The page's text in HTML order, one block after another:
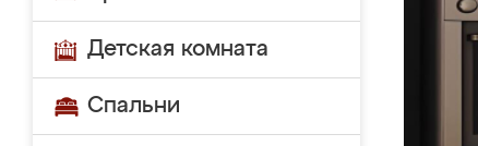
Детская комната
Спальни